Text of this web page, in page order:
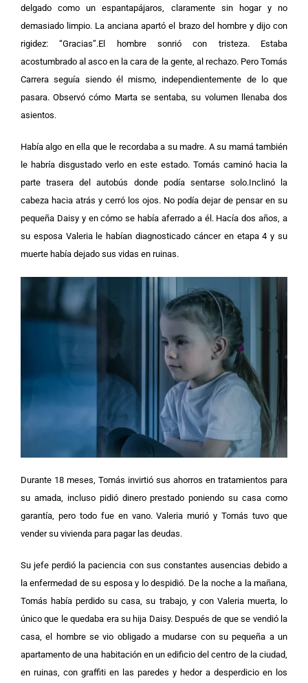
delgado como un espantapájaros, claramente sin hogar y no
demasiado limpio. La anciana apartó el brazo del hombre y dijo con
rigidez: “Gracias”.El hombre sonrió con tristeza. Estaba
acostumbrado al asco en la cara de la gente, al rechazo. Pero Tomás
Carrera seguía siendo él mismo, independientemente de lo que
pasara. Observó cómo Marta se sentaba, su volumen llenaba dos
asientos.
Había algo en ella que le recordaba a su madre. A su mamá también
le habría disgustado verlo en este estado. Tomás caminó hacia la
parte trasera del autobús donde podía sentarse solo.Inclinó la
cabeza hacia atrás y cerró los ojos. No podía dejar de pensar en su
pequeña Daisy y en cómo se había aferrado a él. Hacía dos años, a
su esposa Valeria le habían diagnosticado cáncer en etapa 4 y su
muerte había dejado sus vidas en ruinas.
Durante 18 meses, Tomás invirtió sus ahorros en tratamientos para
su amada, incluso pidió dinero prestado poniendo su casa como
garantía, pero todo fue en vano. Valeria murió y Tomás tuvo que
vender su vivienda para pagar las deudas.
Su jefe perdió la paciencia con sus constantes ausencias debido a
la enfermedad de su esposa y lo despidió. De la noche a la mañana,
Tomás había perdido su casa, su trabajo, y con Valeria muerta, lo
único que le quedaba era su hija Daisy. Después de que se vendió la
casa, el hombre se vio obligado a mudarse con su pequeña a un
apartamento de una habitación en un edificio del centro de la ciudad,
en ruinas, con graffiti en las paredes y hedor a desperdicio en los